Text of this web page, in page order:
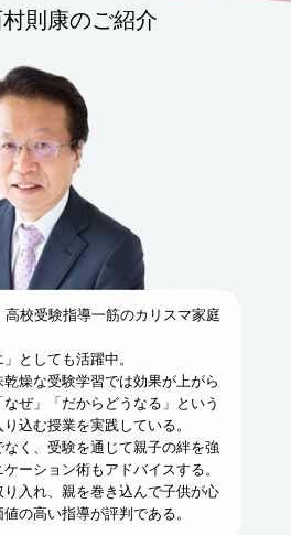
則康のご紹介
校受験指導一筋のカリスマ家庭
としても活躍中。
燥な受験学習では効果が上がら
ぜ」「だからどうなる」という
込む授業を実践している。
く、受験を通じて親子の絆を強
ーション術もアドバイスする。
入れ、親を巻き込んで子供が心
の高い指導が評判である。